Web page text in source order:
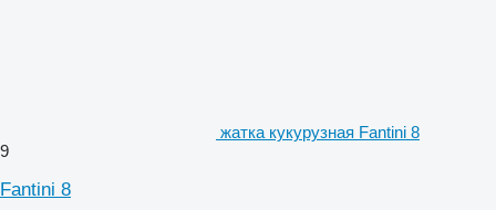
жатка кукурузная Fantini 8
9
Fantini 8